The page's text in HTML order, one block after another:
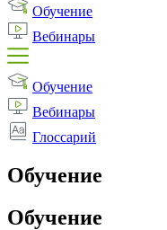
Обучение
Вебинары
Обучение
Вебинары
Глоссарий
Обучение
Обучение